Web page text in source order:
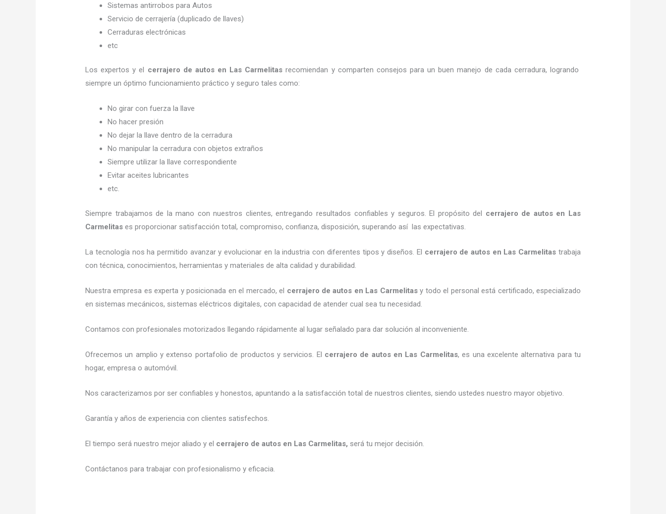
Sistemas antirrobos para Autos
Servicio de cerrajería (duplicado de llaves)
Cerraduras electrónicas
etc
Los expertos y el cerrajero de autos en Las Carmelitas recomiendan y comparten consejos para un buen manejo de cada cerradura, logrando
siempre un óptimo funcionamiento práctico y seguro tales como:
No girar con fuerza la llave
No hacer presión
No dejar la llave dentro de la cerradura
No manipular la cerradura con objetos extraños
Siempre utilizar la llave correspondiente
Evitar aceites lubricantes
etc.
Siempre trabajamos de la mano con nuestros clientes, entregando resultados confiables y seguros. El propósito del cerrajero de autos en Las
Carmelitas es proporcionar satisfacción total, compromiso, confianza, disposición, superando así las expectativas.
La tecnología nos ha permitido avanzar y evolucionar en la industria con diferentes tipos y diseños. El cerrajero de autos en Las Carmelitas trabaja
con técnica, conocimientos, herramientas y materiales de alta calidad y durabilidad.
Nuestra empresa es experta y posicionada en el mercado, el cerrajero de autos en Las Carmelitasy todo el personal está certificado, especializado
en sistemas mecánicos, sistemas eléctricos digitales, con capacidad de atender cual sea tu necesidad.
Contamos con profesionales motorizados llegando rápidamente al lugar señalado para dar solución al inconveniente.
Ofrecemos un amplio y extenso portafolio de productos y servicios. El cerrajero de autos en Las Carmelitas, es una excelente alternativa para tu
hogar, empresa o automóvil.
Nos caracterizamos por ser confiables y honestos, apuntando a la satisfacción total de nuestros clientes, siendo ustedes nuestro mayor objetivo.
Garantía y años de experiencia con clientes satisfechos.
El tiempo será nuestro mejor aliado y el cerrajero de autos en Las Carmelitas, será tu mejor decisión.
Contáctanos para trabajar con profesionalismo y eficacia.